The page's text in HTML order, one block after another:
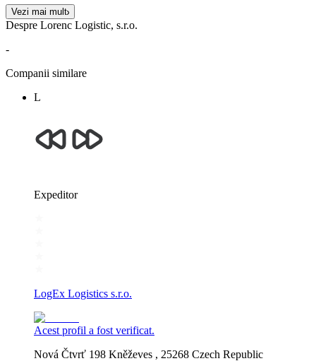
Vezi mai mult
Despre Lorenc Logistic, s.r.o.
-
Companii similare
L
Expeditor
LogEx Logistics s.r.o.
Acest profil a fost verificat.
Nová Čtvrť 198 Kněževes , 25268 Czech Republic